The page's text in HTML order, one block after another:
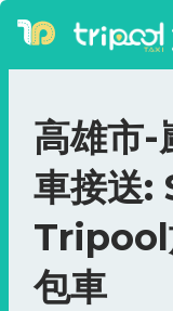
高雄市-
車接送:
Tripool
包車